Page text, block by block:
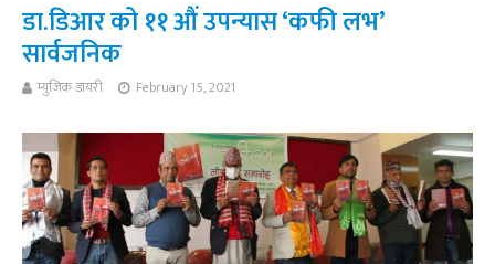
डा.डिआर को ११ औं उपन्यास ‘कफी लभ’
सार्वजनिक
म्युजिक डायरी February 15, 2021